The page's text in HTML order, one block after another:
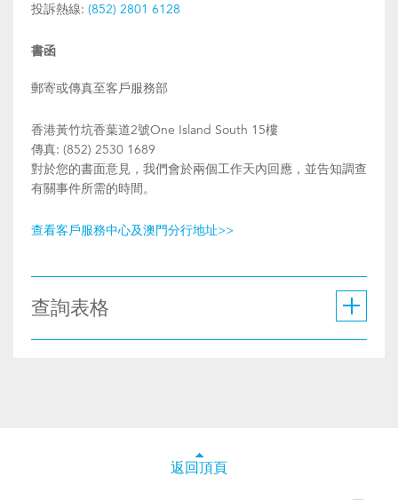
投訴熱線: (852) 2801 6128
書函
郵寄或傳真至客戶服務部
香港黃竹坑香葉道2號One Island South 15樓
傳真: (852) 2530 1689
對於您的書面意見，我們會於兩個工作天內回應，並告知調查
有關事件所需的時間。
查看客戶服務中心及澳門分行地址>>
查詢表格
返回頂頁